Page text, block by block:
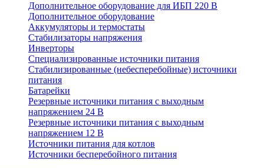
Дополнительное оборудование для ИБП 220 В
Дополнительное оборудование
Аккумуляторы и термостаты
Стабилизаторы напряжения
Инверторы
Специализированные источники питания
Стабилизированные (небесперебойные) источники
питания
Батарейки
Резервные источники питания с выходным
напряжением 24 В
Резервные источники питания с выходным
напряжением 12 В
Источники питания для котлов
Источники бесперебойного питания